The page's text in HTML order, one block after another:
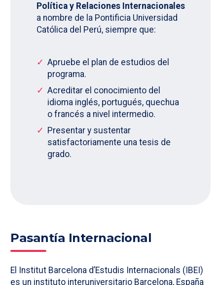
Política y Relaciones Internacionales
a nombre de la Pontificia Universidad
Católica del Perú, siempre que:
Apruebe el plan de estudios del
programa.
Acreditar el conocimiento del
idioma inglés, portugués, quechua
o francés a nivel intermedio.
Presentar y sustentar
satisfactoriamente una tesis de
grado.
Pasantía Internacional
El Institut Barcelona d’Estudis Internacionals (IBEI)
es un instituto interuniversitario Barcelona, España